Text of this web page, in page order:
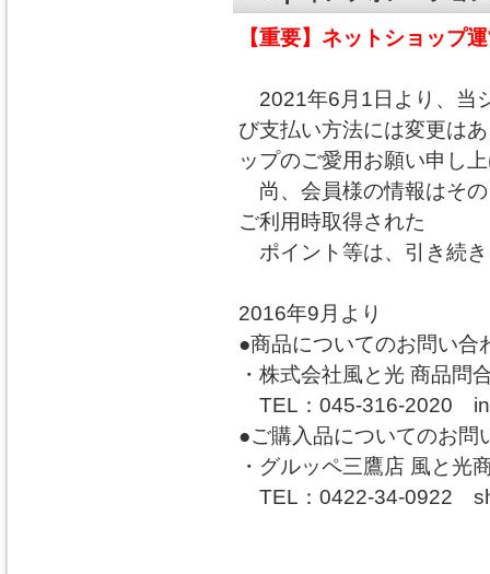
【重要】ネットショップ
2021年6月1日より、当
び支払い方法には変更は
ップのご愛用お願い申し
尚、会員様の情報はそ
ご利用時取得された
ポイント等は、引き続
2016年9月より
●商品についてのお問い合
・株式会社風と光 商品問
TEL：045-316-2020
●ご購入品についてのお問
・グルッペ三鷹店 風と光
TEL：0422-34-0922